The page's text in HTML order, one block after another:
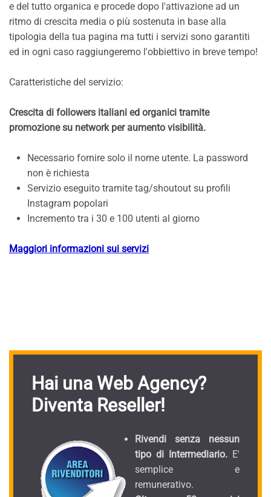
e del tutto organica e procede dopo l'attivazione ad un
ritmo di crescita media o più sostenuta in base alla
tipologia della tua pagina ma tutti i servizi sono garantiti
ed in ogni caso raggiungeremo l'obbiettivo in breve tempo!
Caratteristiche del servizio:
Crescita di followers italiani ed organici tramite
promozione su network per aumento visibilità.
Necessario fornire solo il nome utente. La password
non è richiesta
Servizio eseguito tramite tag/shoutout su profili
Instagram popolari
Incremento tra i 30 e 100 utenti al giorno
Maggiori informazioni sui servizi
Hai una Web Agency?
Diventa Reseller!
Rivendi senza nessun
tipo di Intermediario. E'
semplice e
remunerativo.